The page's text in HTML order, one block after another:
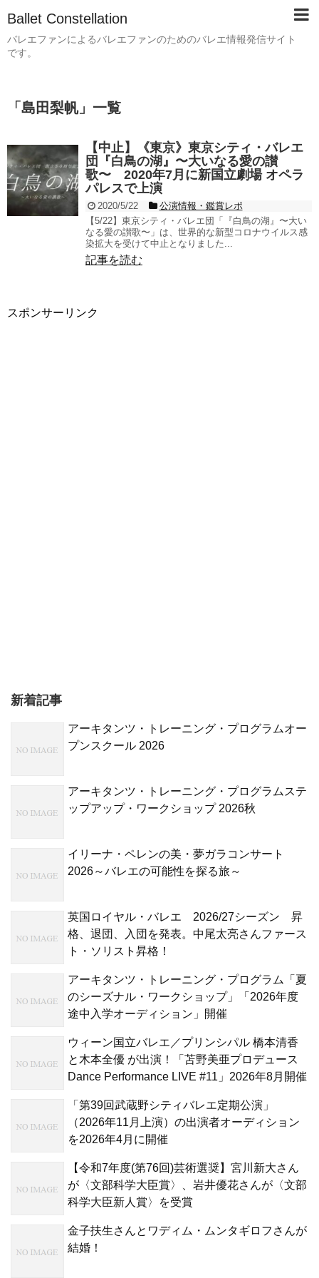
Ballet Constellation
バレエファンによるバレエファンのためのバレエ情報発信サイト
です。
「 島田梨帆」 一覧
【中止】《東京》東京シティ・バレエ
団『白鳥の湖』〜大いなる愛の讃
歌〜 2020年7月に新国立劇場 オペラ
パレスで上演
2020/5/22
公演情報・鑑賞レポ
【5/22】東京シティ・バレエ団「『白鳥の湖』〜大い
なる愛の讃歌〜」は、世界的な新型コロナウイルス感
染拡大を受けて中止となりました...
記事を読む
スポンサーリンク
新着記事
アーキタンツ・トレーニング・プログラムオー
プンスクール 2026
アーキタンツ・トレーニング・プログラムステ
ップアップ・ワークショップ 2026秋
イリーナ・ペレンの美・夢ガラコンサート
2026～バレエの可能性を探る旅～
英国ロイヤル・バレエ 2026/27シーズン 昇
格、退団、入団を発表。中尾太亮さんファース
ト・ソリスト昇格！
アーキタンツ・トレーニング・プログラム「夏
のシーズナル・ワークショップ」「2026年度
途中入学オーディション」開催
ウィーン国立バレエ／プリンシパル 橋本清香
と木本全優 が出演！「苫野美亜プロデュース
Dance Performance LIVE #11」2026年8月開催
「第39回武蔵野シティバレエ定期公演」
（2026年11月上演）の出演者オーディション
を2026年4月に開催
【令和7年度(第76回)芸術選奨】宮川新大さん
が〈文部科学大臣賞〉、岩井優花さんが〈文部
科学大臣新人賞〉を受賞
金子扶生さんとワディム・ムンタギロフさんが
結婚！